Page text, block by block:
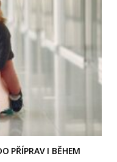
PŘÍPRAV I BĚHEM